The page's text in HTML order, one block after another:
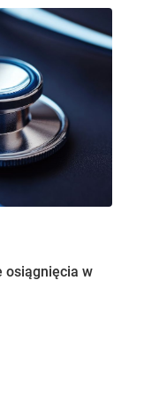
osiągnięcia w